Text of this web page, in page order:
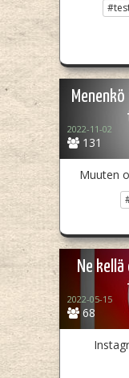
131
2022-11-02
Muuten
Ne
68
2022-05-15